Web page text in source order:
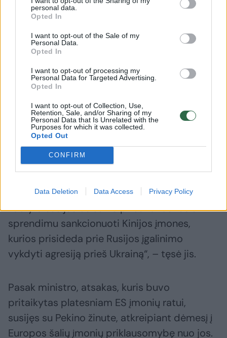
personal data.
Opted In
I want to opt-out of the Sale of my
Personal Data.
Opted In
I want to opt-out of processing my
Personal Data for Targeted Advertising.
Opted In
I want to opt-out of Collection, Use,
Retention, Sale, and/or Sharing of my
Personal Data that Is Unrelated with the
Purposes for which it was collected.
Opted Out
CONFIRM
Data Deletion Data Access Privacy Policy
„Šis pavyzdys labai gerai parodo, kad tai nėra
izoliuotas dvišalis Lietuvos ir Kinijos santykis.
Mes esame ES ir NATO narė ir tos aplinkybės,
susijusios su organizacijų sprendimais, taip
dvišaliuose santykiuose“, – interviu „Verslo
žinioms“ teigė K. Budrys.
„Šioje vietoje, tiek atsakomosios sankcijos,
mūsų vienai lazerių gamintojai, suprantame,
kad yra susijusios su ES prieš tai buvusiu
sprendimu sankcionuoti Kinijos įmones,
kurios prisideda prie Rusijos įgalinimo
vykdyti agresiją prieš Ukrainą“, – tęsė jis.
Pasak ministro, atsakas, kuris buvo
pritaikytas platesniam ES įmonių ratui,
susijęs su Pekino žinute, atkreipiant dėmesį į
Europos šalių įmonių priklausomybę nuo jos.